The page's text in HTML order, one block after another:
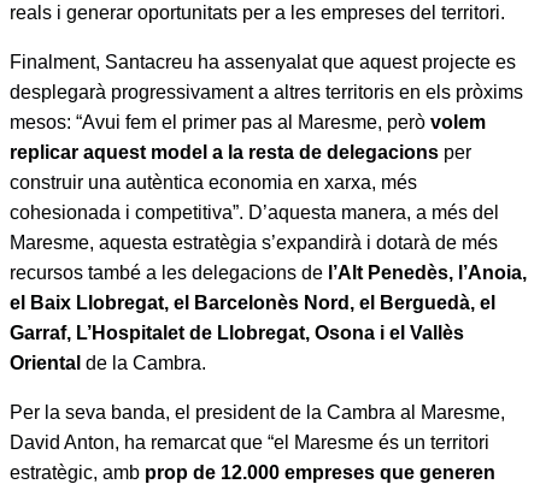
reals i generar oportunitats per a les empreses del territori.
Finalment, Santacreu ha assenyalat que aquest projecte es
desplegarà progressivament a altres territoris en els pròxims
mesos: “Avui fem el primer pas al Maresme, però volem
replicar aquest model a la resta de delegacions per
construir una autèntica economia en xarxa, més
cohesionada i competitiva”. D’aquesta manera, a més del
Maresme, aquesta estratègia s’expandirà i dotarà de més
recursos també a les delegacions de l’Alt Penedès, l’Anoia,
el Baix Llobregat, el Barcelonès Nord, el Berguedà, el
Garraf, L’Hospitalet de Llobregat, Osona i el Vallès
Oriental de la Cambra.
Per la seva banda, el president de la Cambra al Maresme,
David Anton, ha remarcat que “el Maresme és un territori
estratègic, amb prop de 12.000 empreses que generen